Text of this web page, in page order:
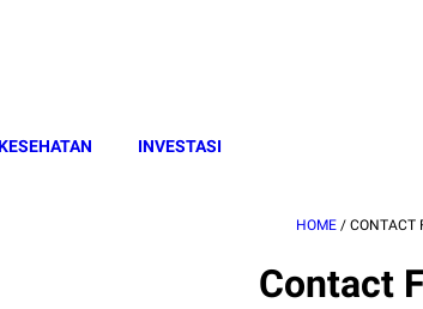
INVESTASI
HOME / CONTACT
Contact